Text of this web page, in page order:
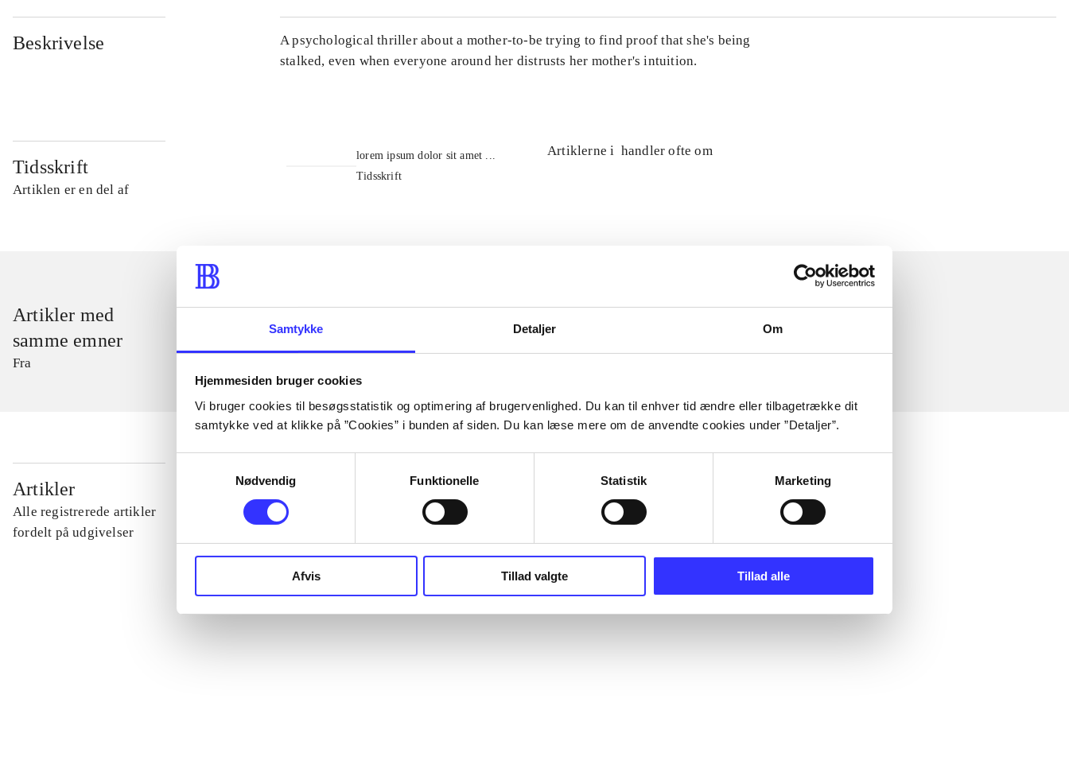
Samtykke Detaljer Om
Hjemmesiden bruger cookies
Vi bruger cookies til besøgsstatistik og optimering af brugervenlighed. Du kan til enhver tid ændre eller tilbagetrække dit
samtykke ved at klikke på ”Cookies” i bunden af siden. Du kan læse mere om de anvendte cookies under ”Detaljer”.
Nødvendig
Funktionelle Statistik Marketing
Afvis Tillad valgte Tillad alle
Beskrivelse
A psychological thriller about a mother-to-be trying to find proof that she's being
stalked, even when everyone around her distrusts her mother's intuition.
Tidsskrift
Artiklen er en del af
lorem ipsum dolor sit amet ...
Tidsskrift
Artiklerne i handler ofte om
Artikler med
samme emner
Fra
Artikler
Alle registrerede artikler
fordelt på udgivelser
...